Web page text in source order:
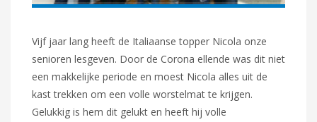
Vijf jaar lang heeft de Italiaanse topper Nicola onze
senioren lesgeven. Door de Corona ellende was dit niet
een makkelijke periode en moest Nicola alles uit de
kast trekken om een volle worstelmat te krijgen.
Gelukkig is hem dit gelukt en heeft hij volle